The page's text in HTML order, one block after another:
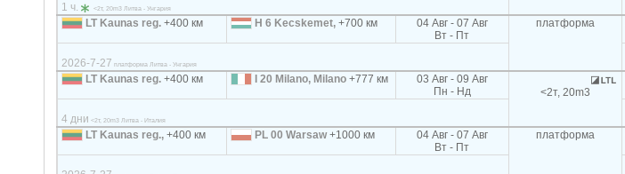
1 ч. <2т, 20m3 Литва - Унгария
LT Kaunas reg. +400 км H 6 Kecskemet, +700 км
04 Авг - 07 Авг
Вт - Пт
платформа
2026-7-27 платформа Литва - Унгария
LT Kaunas reg. +400 км I 20 Milano, Milano +777 км
03 Авг - 09 Авг
Пн - Нд
<2т, 20m3
4 дни <2т, 20m3 Литва - Италия
LT Kaunas reg., +400 км PL 00 Warsaw+1000 км
04 Авг - 07 Авг
Вт - Пт
платформа